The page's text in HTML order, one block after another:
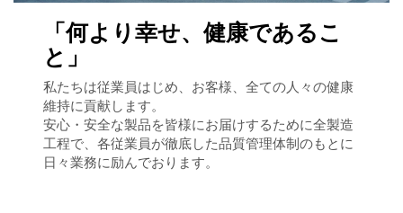
「何より幸せ、健康であるこ
と」
私たちは従業員はじめ、お客様、全ての人々の健康
維持に貢献します。
安心・安全な製品を皆様にお届けするために全製造
工程で、各従業員が徹底した品質管理体制のもとに
日々業務に励んでおります。